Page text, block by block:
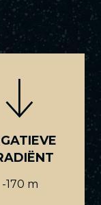
-170 m